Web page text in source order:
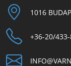
1016
+36-20/